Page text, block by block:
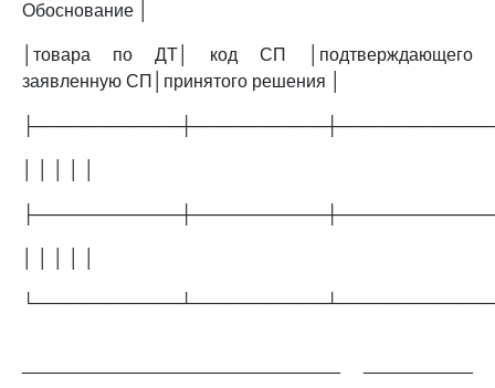
Обоснование │
│товара по ДТ│ код СП │подтверждающего
заявленную СП│принятого решения │